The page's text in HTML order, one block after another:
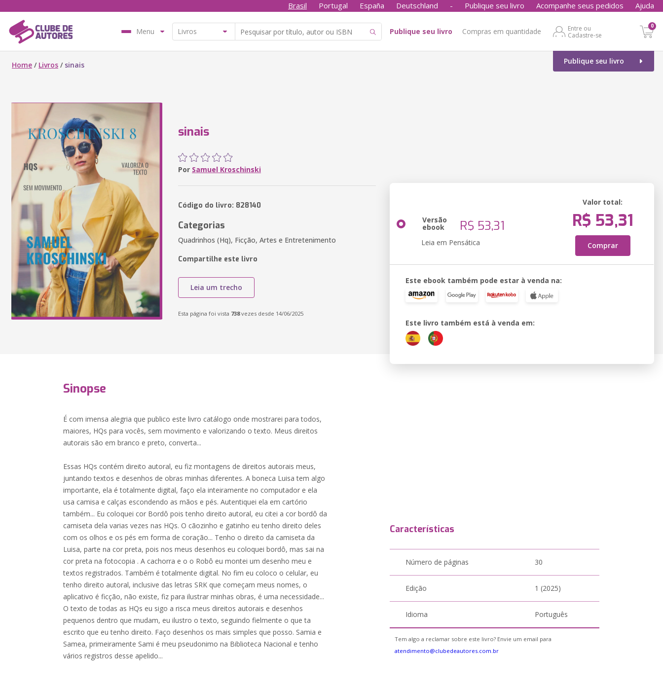
Brasil Portugal España Deutschland - Publique seu livro Acompanhe seus pedidos Ajuda
Menu Publique seu livro Compras em quantidade
Entre ou
Cadastre-se
0
Publique seu livro
Home / Livros / sinais
sinais
Por Samuel Kroschinski
Código do livro: 828140
Categorias
Quadrinhos (Hq), Ficção, Artes e Entretenimento
Compartilhe este livro
Leia um trecho
Esta página foi vista 738vezes desde 14/06/2025
Versão
ebook R$ 53,31
Leia em Pensática
Valor total:
R$ 53,31
Comprar
Este ebook também pode estar à venda na:
Este livro também está à venda em:
Sinopse
É com imensa alegria que publico este livro catálogo onde mostrarei para todos,
maiores, HQs para vocês, sem movimento e valorizando o texto. Meus direitos
autorais são em branco e preto, converta...
Essas HQs contém direito autoral, eu fiz montagens de direitos autorais meus,
juntando textos e desenhos de obras minhas diferentes. A boneca Luisa tem algo
importante, ela é totalmente digital, faço ela inteiramente no computador e ela
usa camisa e calças escondendo as mãos e pés. Autentiquei ela em cartório
também... Eu coloquei cor Bordô pois tenho direito autoral, eu citei a cor bordô da
camiseta dela varias vezes nas HQs. O cãozinho e gatinho eu tenho direito deles
com os olhos e os pés em forma de coração... Tenho o direito da camiseta da
Luisa, parte na cor preta, pois nos meus desenhos eu coloquei bordô, mas sai na
cor preta na fotocopia . A cachorra e o o Robô eu montei um desenho meu e
textos registrados. Também é totalmente digital. No fim eu coloco o celular, eu
tenho direito autoral, inclusive das letras SRK que começam meus nomes, o
aplicativo é ficção, não existe, fiz para ilustrar minhas obras, é uma necessidade...
O texto de todas as HQs eu sigo a risca meus direitos autorais e desenhos
pequenos dentro que mudam, eu ilustro o texto, seguindo fielmente o que ta
escrito que eu tenho direito. Faço desenhos os mais simples que posso. Samia e
Samea, primeiramente Sami é meu pseudonimo na Biblioteca Nacional e tenho
vários registros desse apelido...
Características
Número de páginas 30
Edição 1 (2025)
Idioma Português
Tem algo a reclamar sobre este livro? Envie um email para
atendimento@clubedeautores.com.br